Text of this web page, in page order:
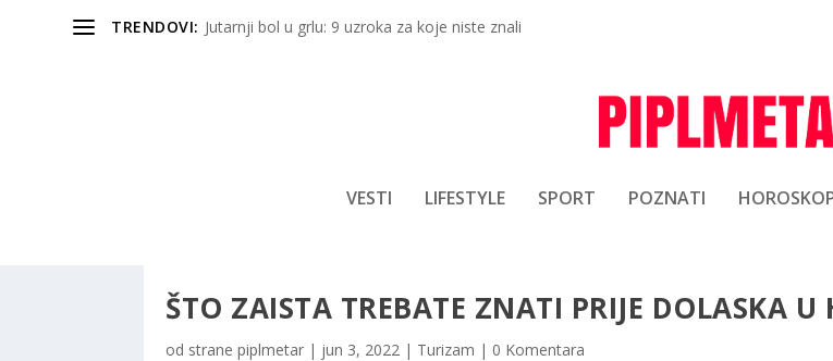
TRENDOVI: Jutarnji bol u grlu: 9 uzroka za koje niste znali
VESTI LIFESTYLE SPORT POZNATI
ŠTO ZAISTA TREBATE ZNATI PRIJE DOLASKA U
od strane piplmetar | jun 3, 2022 | Turizam | 0 Komentara